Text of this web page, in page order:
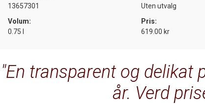
13657301
Uten utvalg
Volum:
0.75 l
Pris:
619.00 kr
En transparent og delikat
år. Verd